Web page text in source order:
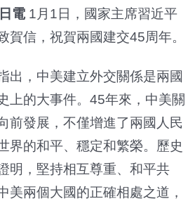
電 1月1日，國家主席習近平
賀信，祝賀兩國建交45周年。
出，中美建立外交關係是兩國
上的大事件。45年來，中美關
前發展，不僅增進了兩國人民
界的和平、穩定和繁榮。歷史
明，堅持相互尊重、和平共
美兩個大國的正確相處之道，